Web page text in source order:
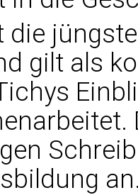
die
gilt als